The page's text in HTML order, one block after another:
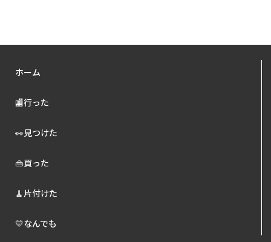
ホーム
🏬行った
👀見つけた
👜買った
🧹片付けた
💛なんでも